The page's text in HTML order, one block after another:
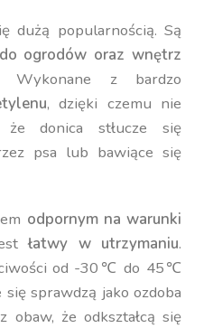
dużą popularnością. Są
do ogrodów oraz wnętrz
Wykonane z bardzo
, dzięki czemu nie
że donica stłucze się
psa lub bawiące się
odpornym na warunki
łatwy w utrzymaniu.
od -30℃ do 45℃
sprawdzą jako ozdoba
obaw, że odkształcą się